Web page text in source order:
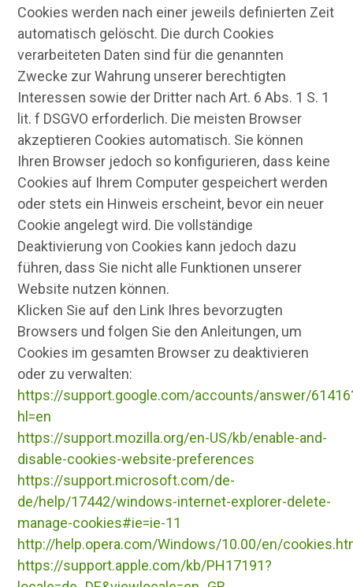
Cookies werden nach einer jeweils definierten Zeit
automatisch gelöscht. Die durch Cookies
verarbeiteten Daten sind für die genannten
Zwecke zur Wahrung unserer berechtigten
Interessen sowie der Dritter nach Art. 6 Abs. 1 S. 1
lit. f DSGVO erforderlich. Die meisten Browser
akzeptieren Cookies automatisch. Sie können
Ihren Browser jedoch so konfigurieren, dass keine
Cookies auf Ihrem Computer gespeichert werden
oder stets ein Hinweis erscheint, bevor ein neuer
Cookie angelegt wird. Die vollständige
Deaktivierung von Cookies kann jedoch dazu
führen, dass Sie nicht alle Funktionen unserer
Website nutzen können.
Klicken Sie auf den Link Ihres bevorzugten
Browsers und folgen Sie den Anleitungen, um
Cookies im gesamten Browser zu deaktivieren
oder zu verwalten:
https://support.google.com/accounts/answer/
hl=en
https://support.mozilla.org/en-US/kb/enable-and-
disable-cookies-website-preferences
https://support.microsoft.com/de-
de/help/17442/windows-internet-explorer-delete-
manage-cookies#ie=ie-11
http://help.opera.com/Windows/10.00/en/
https://support.apple.com/kb/PH17191?